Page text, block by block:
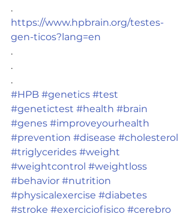
.
https://www.hpbrain.org/testes-
gen-ticos?lang=en
.
.
.
#HPB #genetics #test
#genetictest #health #brain
#genes #improveyourhealth
#prevention #disease #cholesterol
#triglycerides #weight
#weightcontrol #weightloss
#behavior #nutrition
#physicalexercise #diabetes
#stroke #exerciciofisico #cerebro